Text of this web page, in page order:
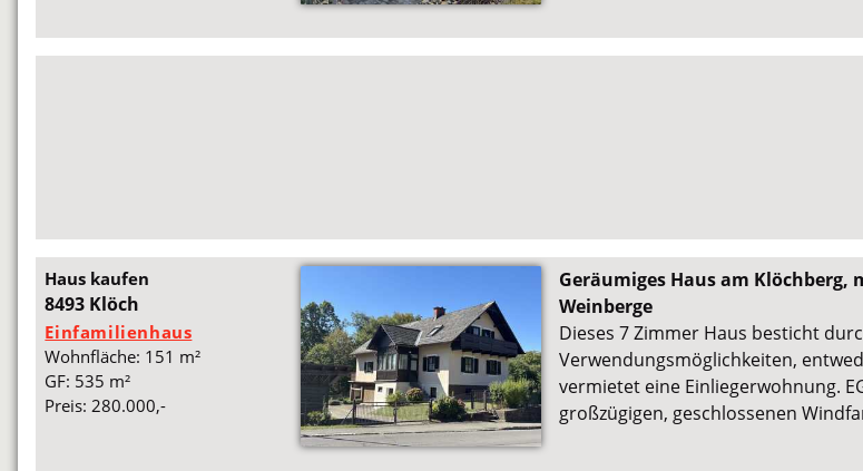
Haus kaufen
8493 Klöch
Einfamilienhaus
Wohnfläche: 151 m²
GF: 535 m²
Preis: 280.000,-
Geräumiges Haus am
Weinberge
Dieses 7 Zimmer Haus besticht
Verwendungsmöglichkeiten,
vermietet eine Einliegerwohnung.
großzügigen, geschlossenen